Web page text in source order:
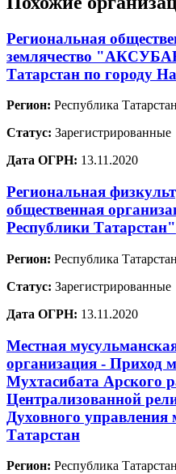
Региональная
землячество
Татарстан по городу
Регион: Республика
Статус: Зарегистрированные
Дата ОГРН: 13.11.2020
Региональная
общественная
Республики Татарстан"
Регион: Республика
Статус: Зарегистрированные
Дата ОГРН: 13.11.2020
Местная
организация - Приход
Мухтасибата Арского
Централизованной
Духовного
Татарстан
Регион: Республика